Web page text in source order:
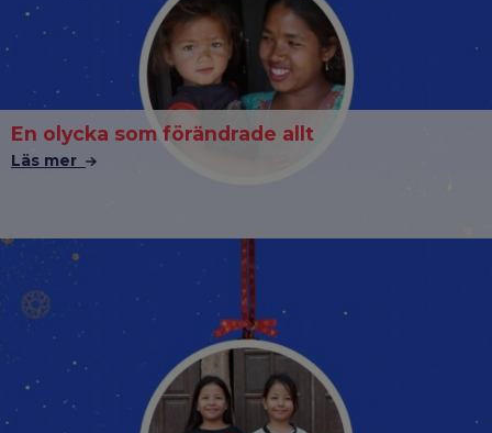
En olycka som förändrade allt
Läs mer